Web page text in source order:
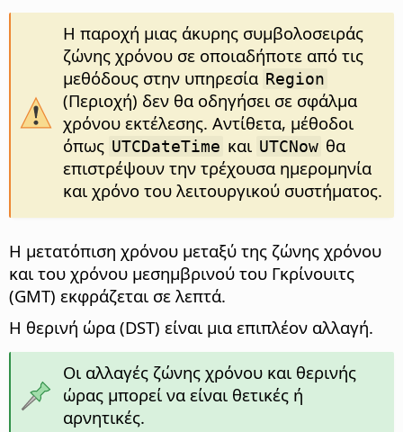
Η παροχή μιας άκυρης συμβολοσειράς
ζώνης χρόνου σε οποιαδήποτε από τις
μεθόδους στην υπηρεσία Region
(Περιοχή) δεν θα οδηγήσει σε σφάλμα
χρόνου εκτέλεσης. Αντίθετα, μέθοδοι
όπως UTCDateTime και UTCNow θα
επιστρέψουν την τρέχουσα ημερομηνία
και χρόνο του λειτουργικού συστήματος.
Η μετατόπιση χρόνου μεταξύ της ζώνης χρόνου
και του χρόνου μεσημβρινού του Γκρίνουιτς
(GMT) εκφράζεται σε λεπτά.
Η θερινή ώρα (DST) είναι μια επιπλέον αλλαγή.
Οι αλλαγές ζώνης χρόνου και θερινής
ώρας μπορεί να είναι θετικές ή
αρνητικές.